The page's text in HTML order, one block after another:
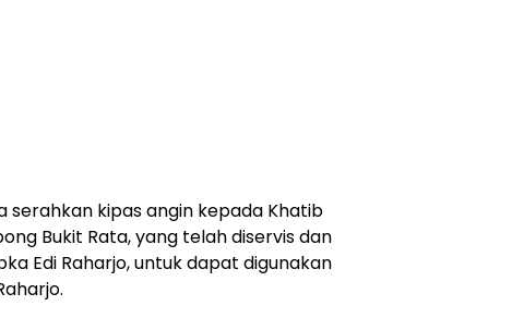
serahkan kipas angin kepada Khatib
Bukit Rata, yang telah diservis dan
Edi Raharjo, untuk dapat digunakan